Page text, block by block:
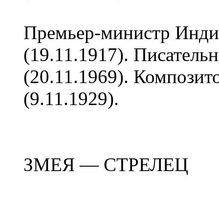
Премьер-министр
(19.11.1917).
(20.11.1969).
(9.11.1929).
ЗМЕЯ — СТРЕЛЕЦ